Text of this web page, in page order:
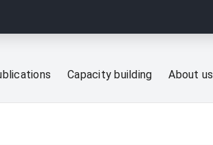
Capacity building About us